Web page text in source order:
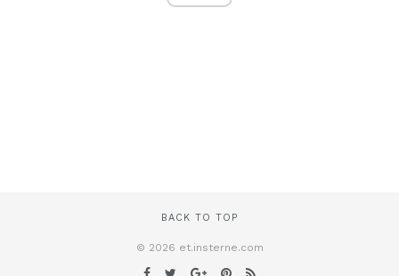
BACK TO TOP
© 2026 et.insterne.com